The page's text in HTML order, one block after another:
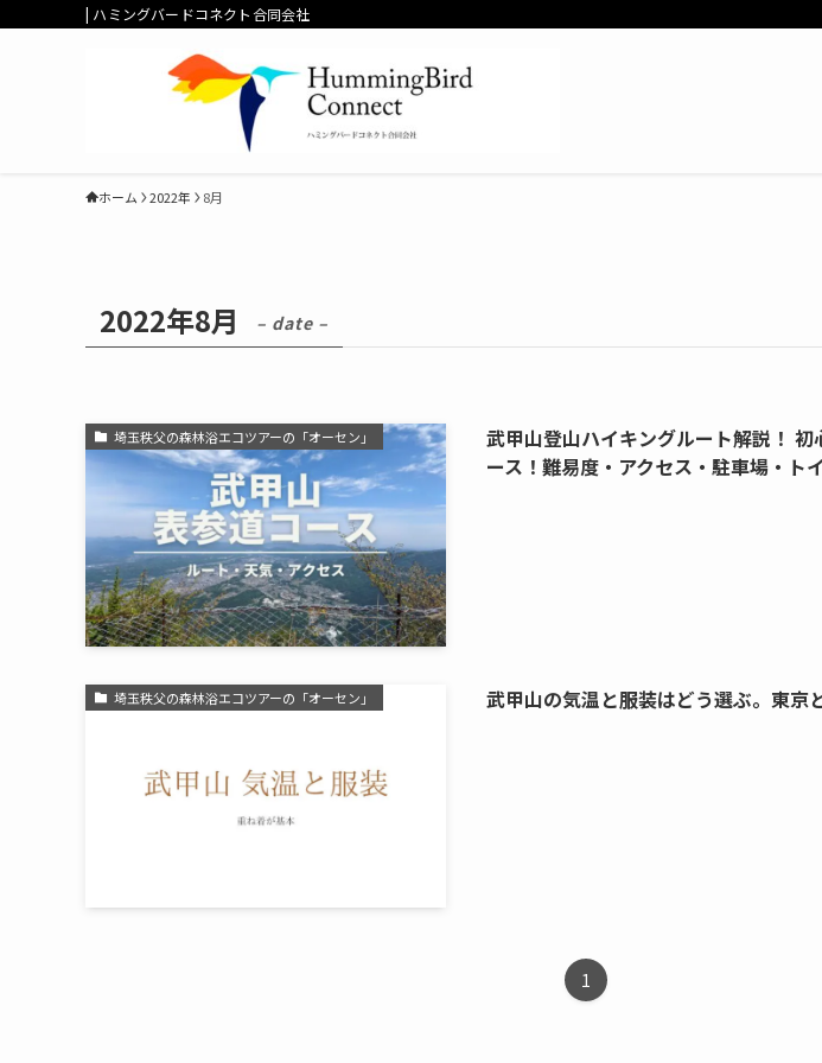
| ハミングバードコネクト合同会社
ホーム 2022年 8月
2022年8月 – date –
埼玉秩父の森林浴エコツアーの「オーセン」
武甲山登山ハイキングルート解説！
ース！難易度・アクセス・駐車場・ト
埼玉秩父の森林浴エコツアーの「オーセン」 武甲山の気温と服装はどう選ぶ。東京
1